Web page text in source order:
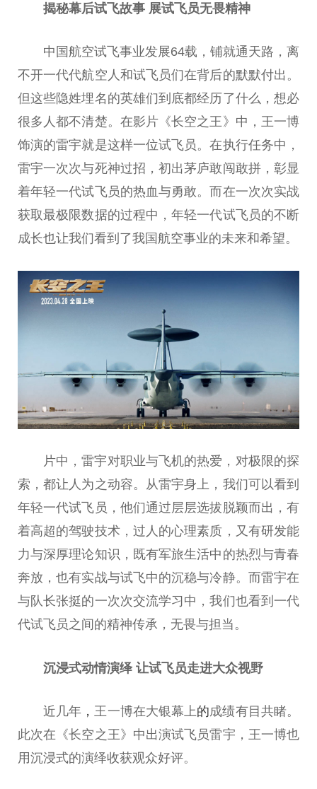
揭秘幕后试飞故事 展试飞员无畏精神
中国航空试飞事业发展64载，铺就通天路，离
不开一代代航空人和试飞员们在背后的默默付出。
但这些隐姓埋名的英雄们到底都经历了什么，想必
很多人都不清楚。在影片《长空之王》中，王一博
饰演的雷宇就是这样一位试飞员。在执行任务中，
雷宇一次次与死神过招，初出茅庐敢闯敢拼，彰显
着年轻一代试飞员的热血与勇敢。而在一次次实战
获取最极限数据的过程中，年轻一代试飞员的不断
成长也让我们看到了我国航空事业的未来和希望。
片中，雷宇对职业与飞机的热爱，对极限的探
索，都让人为之动容。从雷宇身上，我们可以看到
年轻一代试飞员，他们通过层层选拔脱颖而出，有
着高超的驾驶技术，过人的心理素质，又有研发能
力与深厚理论知识，既有军旅生活中的热烈与青春
奔放，也有实战与试飞中的沉稳与冷静。而雷宇在
与队长张挺的一次次交流学习中，我们也看到一代
代试飞员之间的精神传承，无畏与担当。
沉浸式动情演绎 让试飞员走进大众视野
近 几年 ， 王一博在大银幕上的成绩有目共睹。
此次在《长空之王》中出演试飞员雷宇，王一博也
用沉浸式的演绎收获观众好评。